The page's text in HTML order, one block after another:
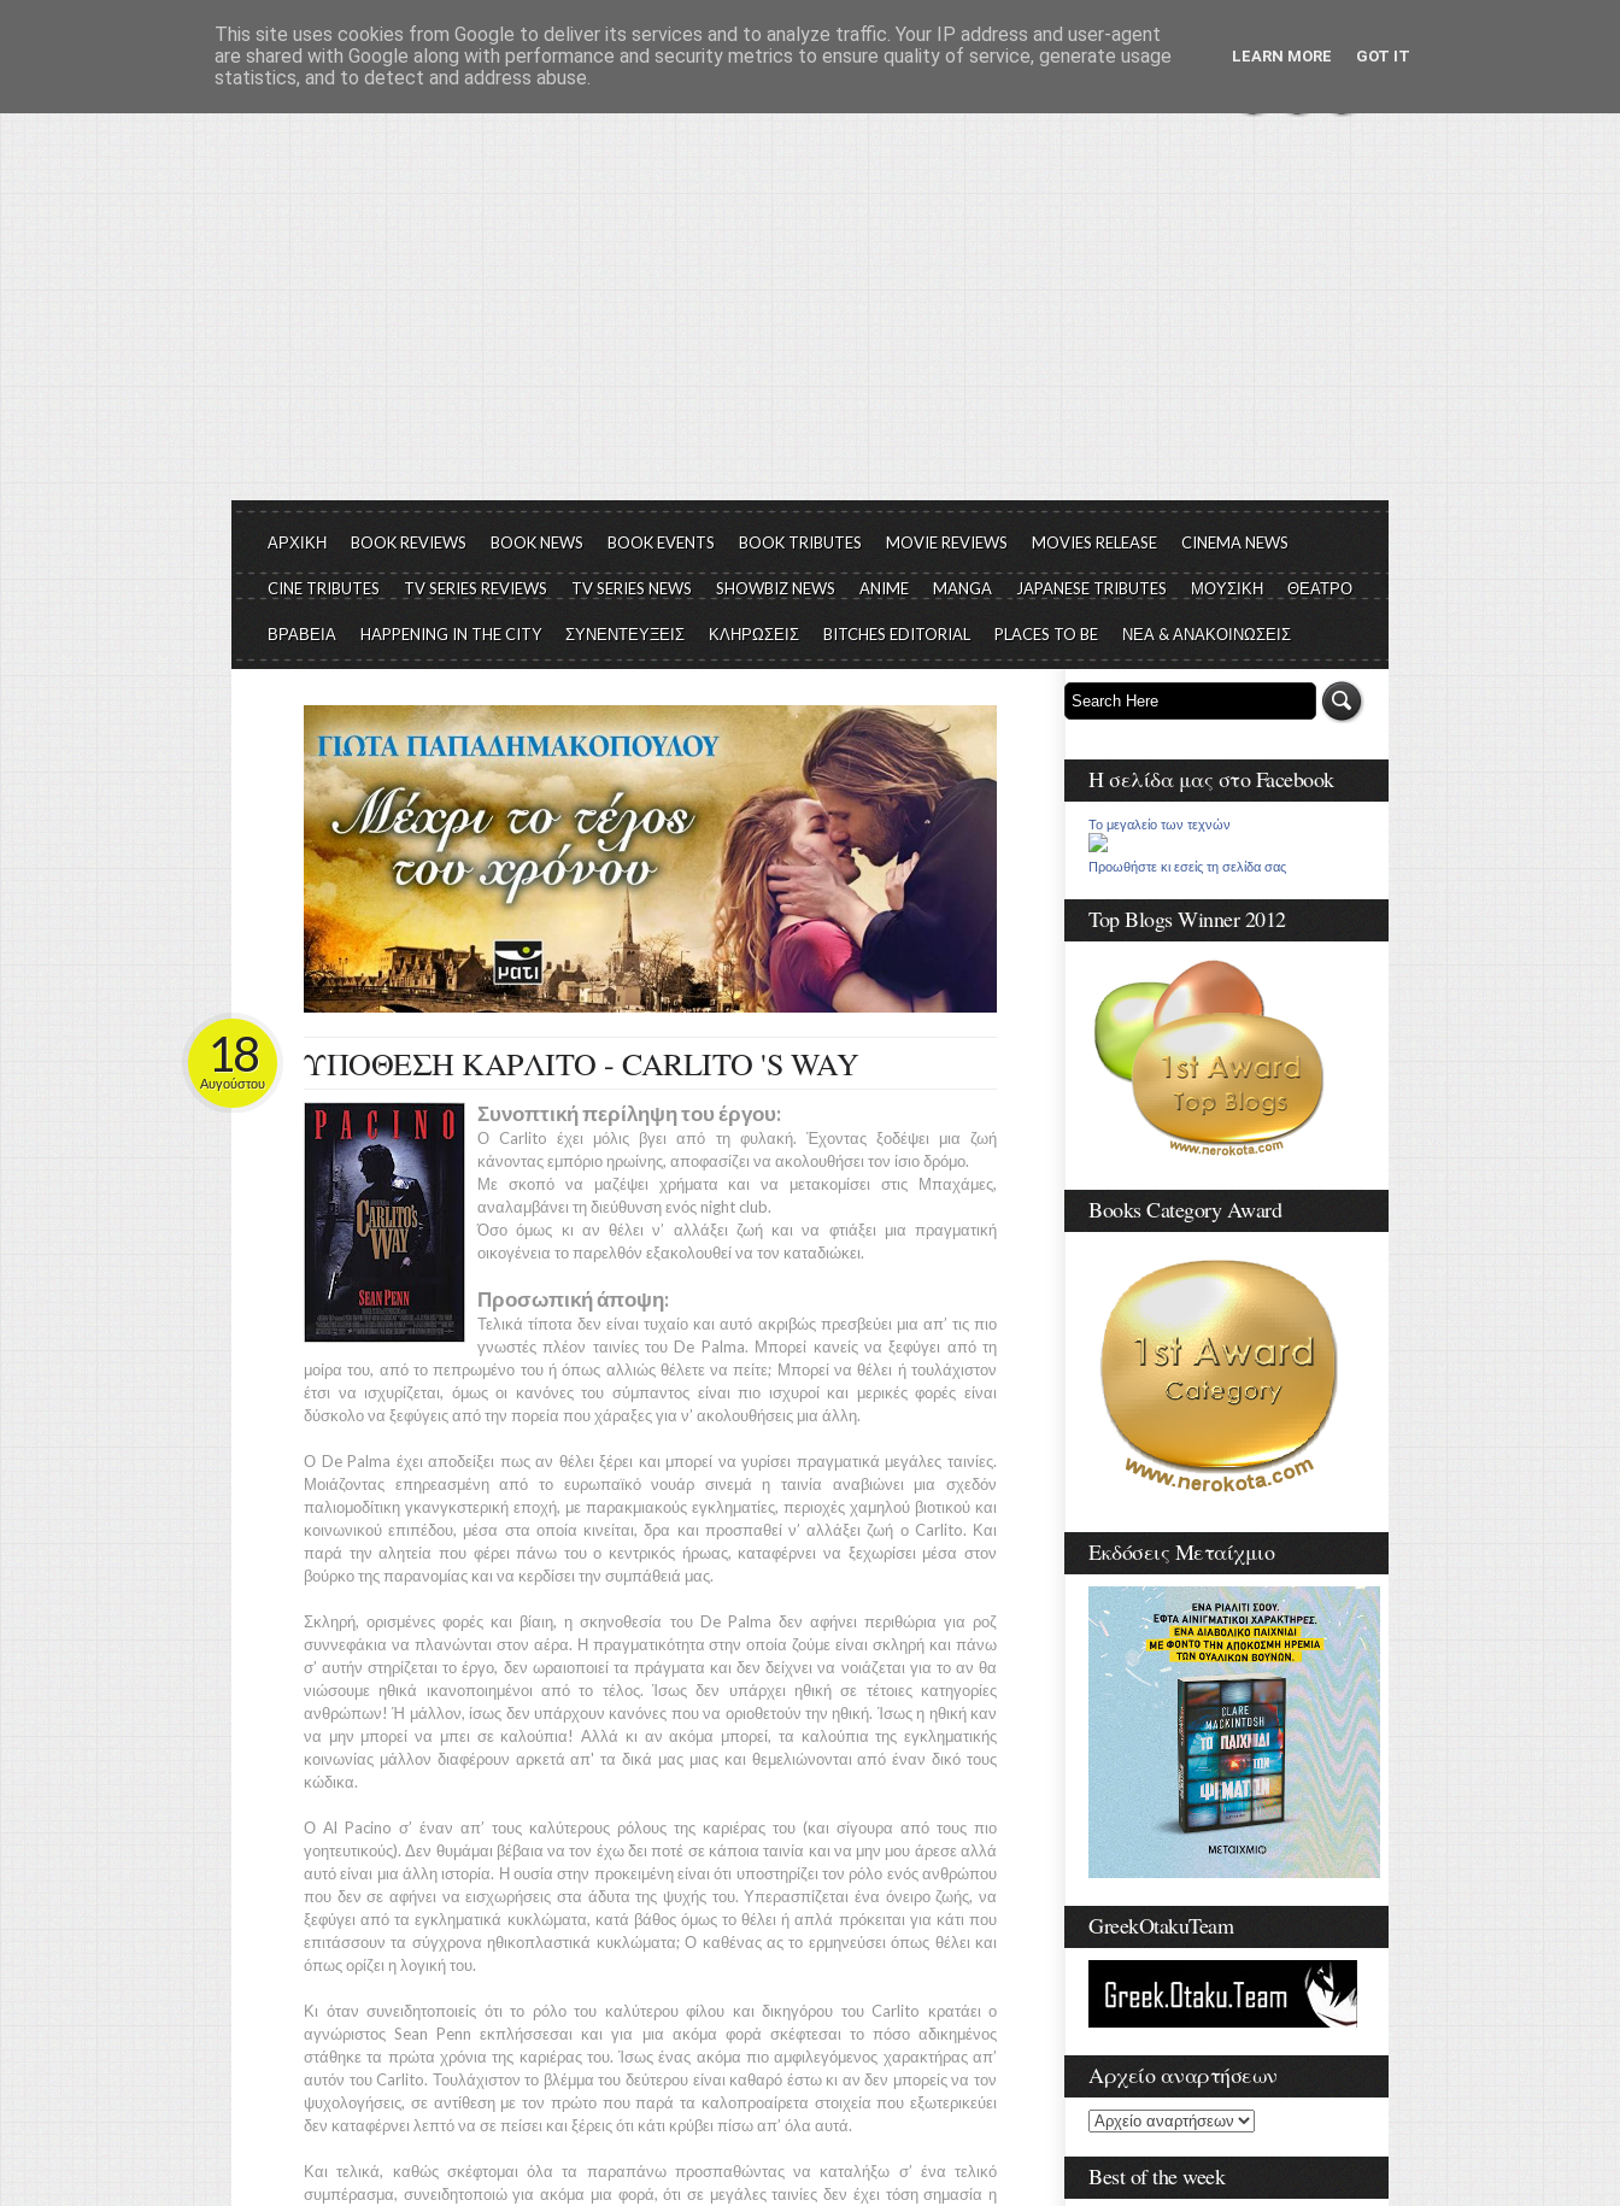
Το μεγαλείο των Τεχνών...
Είμαστε πάντα εδώ για να μιλάμε για τον πολιτισμό, σε κάθε του μορφή και έκταση...
ΑΡΧΙΚΗ BOOK REVIEWS BOOK NEWS BOOK EVENTS BOOK TRIBUTES MOVIE REVIEWS MOVIES RELEASE CINEMA NEWS
CINE TRIBUTES TV SERIES REVIEWS TV SERIES NEWS SHOWBIZ NEWS ANIME MANGA JAPANESE TRIBUTES ΜΟΥΣΙΚΗ ΘΕΑΤΡΟ
ΒΡΑΒΕΙΑ HAPPENING IN THE CITY ΣΥΝΕΝΤΕΥΞΕΙΣ ΚΛΗΡΩΣΕΙΣ BITCHES EDITORIAL PLACES TO BE ΝΕΑ & ΑΝΑΚΟΙΝΩΣΕΙΣ
ΥΠΟΘΕΣΗ ΚΑΡΛΙΤΟ - CARLITO 'S WAY
18
Αυγούστου
Συνοπτική περίληψη του έργου:
Ο Carlito έχει μόλις βγει από τη φυλακή. Έχοντας ξοδέψει μια ζωή
κάνοντας εμπόριο ηρωίνης, αποφασίζει να ακολουθήσει τον ίσιο δρόμο.
Με σκοπό να μαζέψει χρήματα και να μετακομίσει στις Μπαχάμες,
αναλαμβάνει τη διεύθυνση ενός night club.
Όσο όμως κι αν θέλει ν’ αλλάξει ζωή και να φτιάξει μια πραγματική
οικογένεια το παρελθόν εξακολουθεί να τον καταδιώκει.
Προσωπική άποψη:
Τελικά τίποτα δεν είναι τυχαίο και αυτό ακριβώς πρεσβεύει μια απ’ τις πιο
γνωστές πλέον ταινίες του De Palma. Μπορεί κανείς να ξεφύγει από τη
μοίρα του, από το πεπρωμένο του ή όπως αλλιώς θέλετε να πείτε; Μπορεί να θέλει ή τουλάχιστον
έτσι να ισχυρίζεται, όμως οι κανόνες του σύμπαντος είναι πιο ισχυροί και μερικές φορές είναι
δύσκολο να ξεφύγεις από την πορεία που χάραξες για ν’ ακολουθήσεις μια άλλη.
Ο De Palma έχει αποδείξει πως αν θέλει ξέρει και μπορεί να γυρίσει πραγματικά μεγάλες ταινίες.
Μοιάζοντας επηρεασμένη από το ευρωπαϊκό νουάρ σινεμά η ταινία αναβιώνει μια σχεδόν
παλιομοδίτικη γκανγκστερική εποχή, με παρακμιακούς εγκληματίες, περιοχές χαμηλού βιοτικού και
κοινωνικού επιπέδου, μέσα στα οποία κινείται, δρα και προσπαθεί ν’ αλλάξει ζωή οCarlito. Και
παρά την αλητεία που φέρει πάνω του ο κεντρικός ήρωας, καταφέρνει να ξεχωρίσει μέσα στον
βούρκο της παρανομίας και να κερδίσει την συμπάθειά μας.
Σκληρή, ορισμένες φορές και βίαιη, η σκηνοθεσία του De Palma δεν αφήνει περιθώρια για ροζ
συννεφάκια να πλανώνται στον αέρα. Η πραγματικότητα στην οποία ζούμε είναι σκληρή και πάνω
σ’ αυτήν στηρίζεται το έργο, δεν ωραιοποιεί τα πράγματα και δεν δείχνει να νοιάζεται για το αν θα
νιώσουμε ηθικά ικανοποιημένοι από το τέλος. Ίσως δεν υπάρχει ηθική σε τέτοιες κατηγορίες
ανθρώπων! Ή μάλλον, ίσως δεν υπάρχουν κανόνες που να οριοθετούν την ηθική. Ίσως η ηθική καν
να μην μπορεί να μπει σε καλούπια! Αλλά κι αν ακόμα μπορεί, τα καλούπια της εγκληματικής
κοινωνίας μάλλον διαφέρουν αρκετά απ' τα δικά μας μιας και θεμελιώνονται από έναν δικό τους
κώδικα.
Ο Al Pacino σ’ έναν απ’ τους καλύτερους ρόλους της καριέρας του (και σίγουρα από τους πιο
γοητευτικούς). Δεν θυμάμαι βέβαια να τον έχω δει ποτέ σε κάποια ταινία και να μην μου άρεσε αλλά
αυτό είναι μια άλλη ιστορία. Η ουσία στην προκειμένη είναι ότι υποστηρίζει τον ρόλο ενός ανθρώπου
που δεν σε αφήνει να εισχωρήσεις στα άδυτα της ψυχής του. Υπερασπίζεται ένα όνειρο ζωής, να
ξεφύγει από τα εγκληματικά κυκλώματα, κατά βάθος όμως το θέλει ή απλά πρόκειται για κάτι που
επιτάσσουν τα σύγχρονα ηθικοπλαστικά κυκλώματα; Ο καθένας ας το ερμηνεύσει όπως θέλει και
όπως ορίζει η λογική του.
Κι όταν συνειδητοποιείς ότι το ρόλο του καλύτερου φίλου και δικηγόρου τουCarlito κρατάει ο
αγνώριστοςSean Penn εκπλήσσεσαι και για μια ακόμα φορά σκέφτεσαι το πόσο αδικημένος
στάθηκε τα πρώτα χρόνια της καριέρας του. Ίσως ένας ακόμα πιο αμφιλεγόμενος χαρακτήρας απ’
αυτόν του Carlito. Τουλάχιστον το βλέμμα του δεύτερου είναι καθαρό έστω κι αν δεν μπορείς να τον
ψυχολογήσεις, σε αντίθεση με τον πρώτο που παρά τα καλοπροαίρετα στοιχεία που εξωτερικεύει
δεν καταφέρνει λεπτό να σε πείσει και ξέρεις ότι κάτι κρύβει πίσω απ’ όλα αυτά.
Και τελικά, καθώς σκέφτομαι όλα τα παραπάνω προσπαθώντας να καταλήξω σ’ ένα τελικό
συμπέρασμα, συνειδητοποιώ για ακόμα μια φορά, ότι σε μεγάλες ταινίες δεν έχει τόση σημασία η
Η σελίδα μας στο Facebook
Το μεγαλείο των τεχνών
Προωθήστε κι εσείς τη σελίδα σας
Top Blogs Winner 2012
Books Category Award
Εκδόσεις Μεταίχμιο
GreekOtakuTeam
Αρχείο αναρτήσεων
Best of the week
This site uses cookies from Google to deliver its services and to analyze traffic. Your IP address and user-agent
are shared with Google along with performance and security metrics to ensure quality of service, generate usage
statistics, and to detect and address abuse.
LEARN MORE GOT IT